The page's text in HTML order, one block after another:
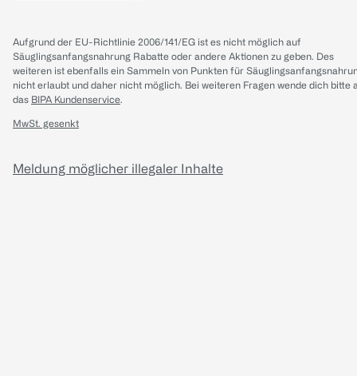
Aufgrund der EU-Richtlinie 2006/141/EG ist es nicht möglich auf
Säuglingsanfangsnahrung Rabatte oder andere Aktionen zu geben. Des
weiteren ist ebenfalls ein Sammeln von Punkten für
nicht erlaubt und daher nicht möglich. Bei weiteren Fragen wende dich bitte
das BIPA Kundenservice.
MwSt. gesenkt
Meldung möglicher illegaler Inhalte